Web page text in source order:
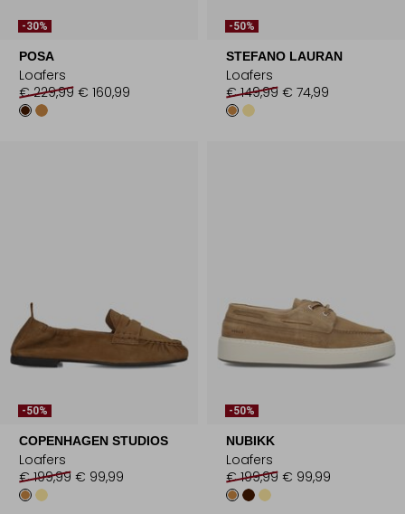
-30%
POSA
Loafers
€ 229,99 € 160,99
-50%
STEFANO LAURAN
Loafers
€ 149,99 € 74,99
-50%
COPENHAGEN STUDIOS
Loafers
€ 199,99 € 99,99
-50%
NUBIKK
Loafers
€ 199,99 € 99,99